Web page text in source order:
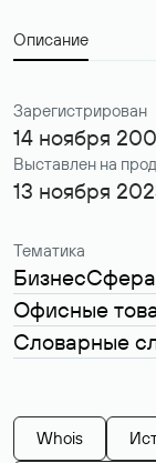
Описание
Зарегистрирован
14 ноября
Выставлен на
13 ноября
Тематика
БизнесСфера
Офисные
Словарные
Whois